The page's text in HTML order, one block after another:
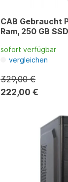
CAB Gebraucht
Ram, 250 GB
sofort verfügbar
vergleichen
329,00 €
222,00 €